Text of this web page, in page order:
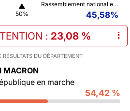
▲
50%
Rassemblement national et ses alliés
45,58%
: 23,08 % ⠇
RÉSULTATS DU DÉPARTEMENT
MACRON
en marche
54,42 %